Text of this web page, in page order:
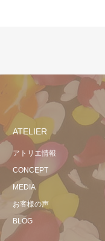
ATELIER
アトリエ情報
CONCEPT
MEDIA
お客様の声
BLOG